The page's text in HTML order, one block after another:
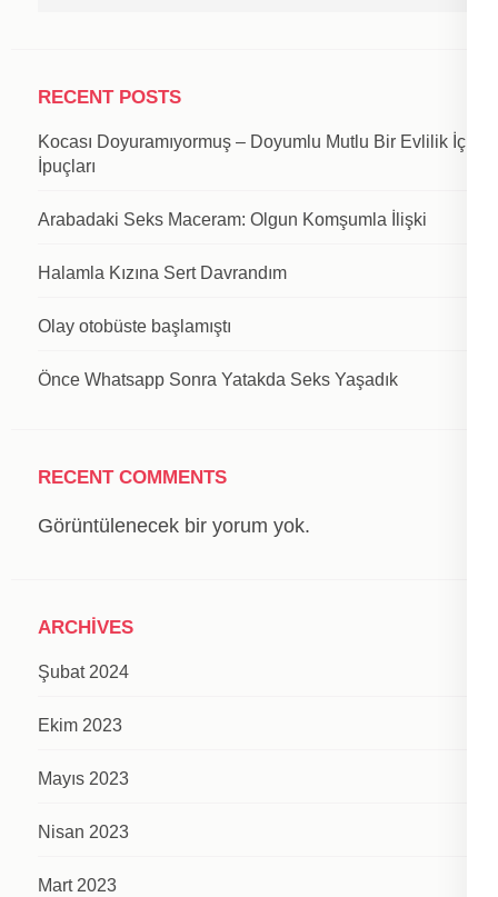
RECENT POSTS
Kocası Doyuramıyormuş – Doyumlu Mutlu Bir Evlilik İçin
İpuçları
Arabadaki Seks Maceram: Olgun Komşumla İlişki
Halamla Kızına Sert Davrandım
Olay otobüste başlamıştı
Önce Whatsapp Sonra Yatakda Seks Yaşadık
RECENT COMMENTS
Görüntülenecek bir yorum yok.
ARCHIVES
Şubat 2024
Ekim 2023
Mayıs 2023
Nisan 2023
Mart 2023